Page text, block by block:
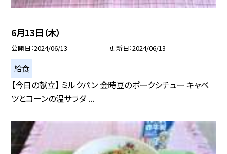
6月13日（木）
公開日 2024/06/13 更新日 2024/06/13
給食
【今日の献立】 ミルクパン 金時豆のポークシチュー キャベ
ツとコーンの温サラダ ...